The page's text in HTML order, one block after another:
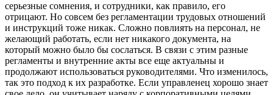
серьезные сомнения, и сотрудники, как правило, его
отрицают. Но совсем без регламентации трудовых отношений
и инструкций тоже никак. Сложно повлиять на персонал, не
желающий работать, если нет никакого документа, на
который можно было бы сослаться. В связи с этим разные
регламенты и внутренние акты все еще актуальны и
продолжают использоваться руководителями. Что изменилось,
так это подход к их разработке. Если управленец хорошо знает